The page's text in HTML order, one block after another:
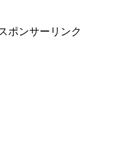
ポンサーリンク